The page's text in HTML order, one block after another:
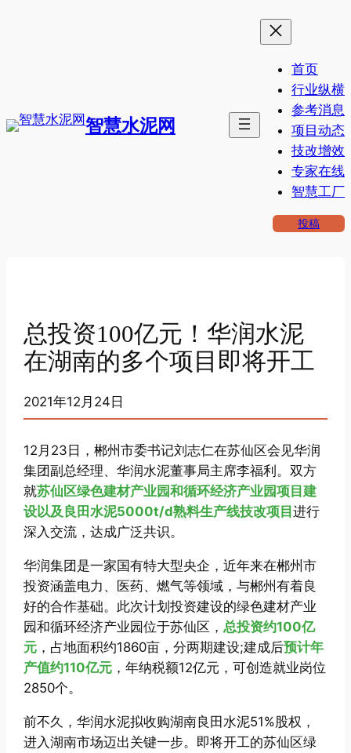
智慧水泥网
首页
行业纵横
参考消息
项目动态
技改增效
专家在线
智慧工厂
投稿
总投资100亿元！华润水泥
在湖南的多个项目即将开工
2021年12月24日
12月23日，郴州市委书记刘志仁在苏仙区会见华润
集团副总经理、华润水泥董事局主席李福利。双方
就苏仙区绿色建材产业园和循环经济产业园项目建
设以及良田水泥5000t/d熟料生产线技改项目进行
深入交流，达成广泛共识。
华润集团是一家国有特大型央企，近年来在郴州市
投资涵盖电力、医药、燃气等领域，与郴州有着良
好的合作基础。此次计划投资建设的绿色建材产业
园和循环经济产业园位于苏仙区， 总投资约100亿
元 ，占地面积约1860亩，分两期建设;建成后预计年
产值约110亿元 ，年纳税额12亿元，可创造就业岗位
2850个。
前不久，华润水泥拟收购湖南良田水泥51%股权，
进入湖南市场迈出关键一步。即将开工的苏仙区绿